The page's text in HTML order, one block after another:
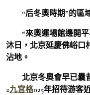
“后冬奧時期”的區
“來奧運場館邊開
沐日，北京延慶佛峪口
沾地。
北京冬奧會早已曩
2九宮格025年招待游客